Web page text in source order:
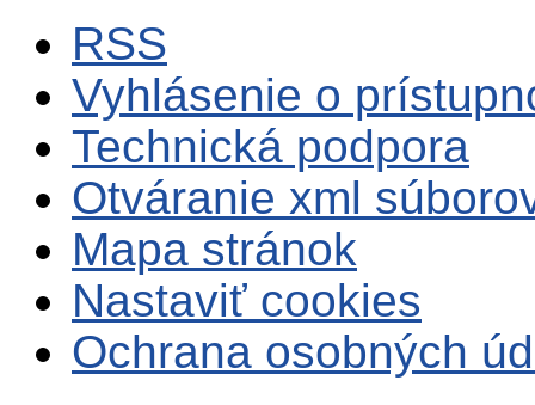
RSS
Vyhlásenie o
Technická podpora
Otváranie xml
Mapa stránok
Nastaviť cookies
Ochrana osobných